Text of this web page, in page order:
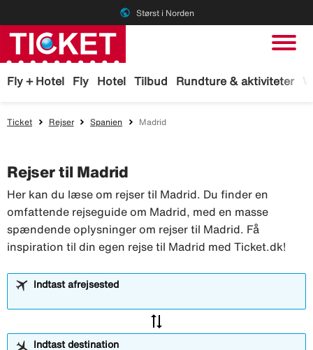
public Størst i Norden
Fly + Hotel Fly Hotel Tilbud Rundture & aktiviteter
Ticket Rejser Spanien Madrid
Rejser til Madrid
Her kan du læse om rejser til Madrid. Du finder en
omfattende rejseguide om Madrid, med en masse
spændende oplysninger om rejser til Madrid. Få
inspiration til din egen rejse til Madrid med Ticket.dk!
Indtast afrejsested
sync_alt
Indtast destination